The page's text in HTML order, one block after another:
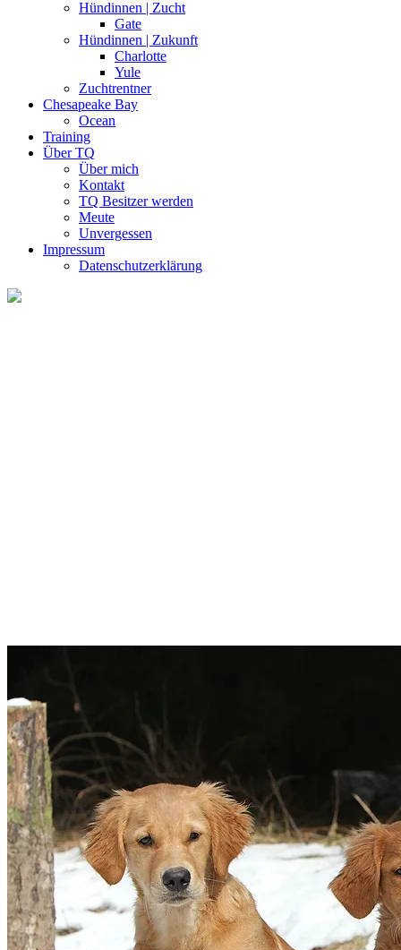
Hündinnen | Zucht
Gate
Hündinnen | Zukunft
Charlotte
Yule
Zuchtrentner
Chesapeake Bay
Ocean
Training
Über TQ
Über mich
Kontakt
TQ Besitzer werden
Meute
Unvergessen
Impressum
Datenschutzerklärung